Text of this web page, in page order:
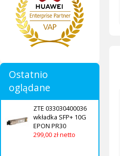
Ostatnio
oglądane
ZTE 033030400036
wkładka SFP+ 10G
EPON PR30
299,00 zł netto